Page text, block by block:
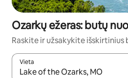
Ozarkų ežeras: butų
Raskite ir užsakykite išskirtinius
Vieta
Kai pasirodys paieškos